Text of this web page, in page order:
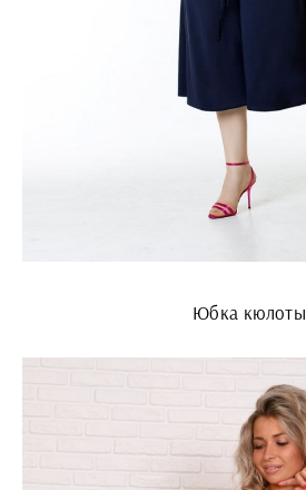
Юбка кюлоты